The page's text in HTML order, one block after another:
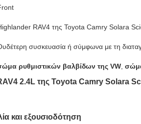
RAV4 της Toyota Camry Solara
συσκευασία ή σύμφωνα με τη
ρυθμιστικών βαλβίδων της VW
2.4L της Toyota Camry Solara
και εξουσιοδότηση